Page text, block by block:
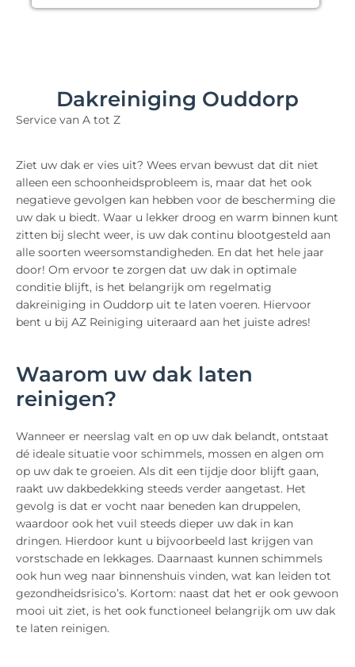
Dakreiniging Ouddorp
Service van A tot Z
Ziet uw dak er vies uit? Wees ervan bewust dat dit niet
alleen een schoonheidsprobleem is, maar dat het ook
negatieve gevolgen kan hebben voor de bescherming die
uw dak u biedt. Waar u lekker droog en warm binnen kunt
zitten bij slecht weer, is uw dak continu blootgesteld aan
alle soorten weersomstandigheden. En dat het hele jaar
door! Om ervoor te zorgen dat uw dak in optimale
conditie blijft, is het belangrijk om regelmatig
dakreiniging in Ouddorp uit te laten voeren. Hiervoor
bent u bij AZ Reiniging uiteraard aan het juiste adres!
Waarom uw dak laten
reinigen?
Wanneer er neerslag valt en op uw dak belandt, ontstaat
dé ideale situatie voor schimmels, mossen en algen om
op uw dak te groeien. Als dit een tijdje door blijft gaan,
raakt uw dakbedekking steeds verder aangetast. Het
gevolg is dat er vocht naar beneden kan druppelen,
waardoor ook het vuil steeds dieper uw dak in kan
dringen. Hierdoor kunt u bijvoorbeeld last krijgen van
vorstschade en lekkages. Daarnaast kunnen schimmels
ook hun weg naar binnenshuis vinden, wat kan leiden tot
gezondheidsrisico’s. Kortom: naast dat het er ook gewoon
mooi uit ziet, is het ook functioneel belangrijk om uw dak
te laten reinigen.